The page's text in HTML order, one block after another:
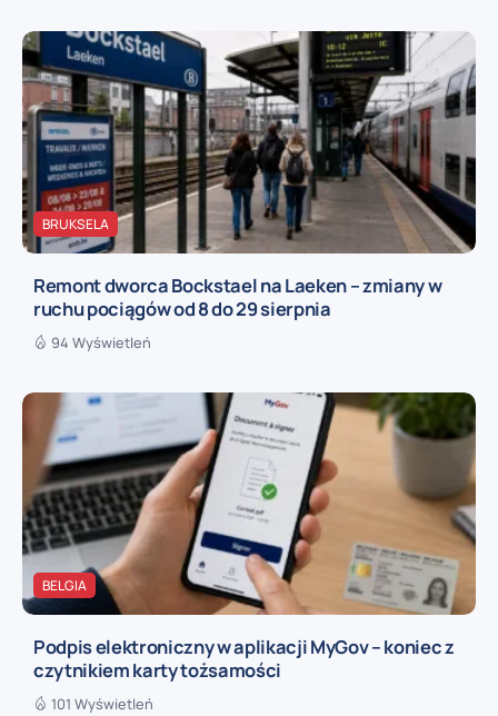
BRUKSELA
Remont dworca Bockstael na Laeken – zmiany w
ruchu pociągów od 8 do 29 sierpnia
94 Wyświetleń
BELGIA
Podpis elektroniczny w aplikacji MyGov – koniec z
czytnikiem karty tożsamości
101 Wyświetleń